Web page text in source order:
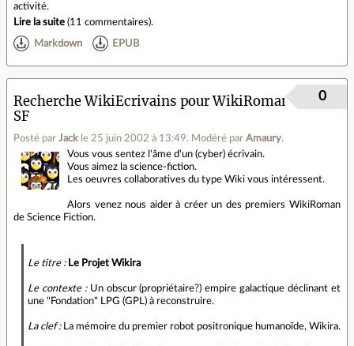
activité.
Lire la suite (11 commentaires).
Markdown EPUB
Recherche WikiEcrivains pour WikiRoman
SF
Posté par Jack le 25 juin 2002 à 13:49. Modéré par Amaury.
0
Vous vous sentez l'âme d'un (cyber) écrivain.
Vous aimez la science-fiction.
Les oeuvres collaboratives du type Wiki vous intéressent.
Alors venez nous aider à créer un des premiers WikiRoman
de Science Fiction.
Le titre : Le Projet Wikira
Le contexte :Un obscur (propriétaire?) empire galactique déclinant et
une "Fondation" LPG (GPL) à reconstruire.
La clef :La mémoire du premier robot positronique humanoïde, Wikira.